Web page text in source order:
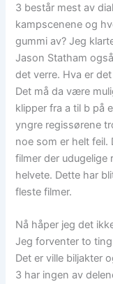
3 består mest av
kampscenene og
gummi av? Jeg
Jason Statham
det verre. Hva er
Det må da være
klipper fra a til b på
yngre regissørene
noe som er helt feil.
filmer der udugelige
helvete. Dette har
fleste filmer.
Nå håper jeg det
Jeg forventer to
Det er ville biljakter
3 har ingen av